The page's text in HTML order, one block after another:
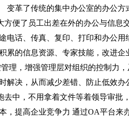
变革了传统的集中办公室的办公
便了员工出差在外的办公与信息
话、传真、复印、打印和办公
累的信息资源、专家技能，改进
理，增强管理层对组织的控制力
决，从而减少差错、防止低效办
中，不用拿着文件等着领导审批
，提高企业竞争力 通过OA平台来